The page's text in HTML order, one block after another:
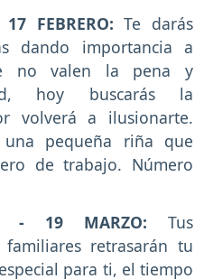
17 FEBRERO:Te darás
dando importancia a
no valen la pena y
hoy buscarás la
volverá a ilusionarte.
pequeña riña que
de trabajo. Número
- 19 MARZO: Tus
retrasarán tu
para ti, el tiempo